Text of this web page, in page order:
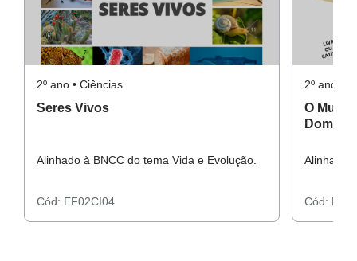
2º ano • Ciências
Seres Vivos
Alinhado à BNCC do tema Vida e Evolução.
Cód: EF02CI04
2º ano •
O
Alinhado
Cód: